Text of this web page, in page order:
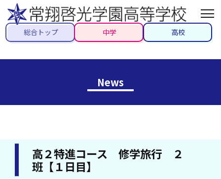
総合トップ 中学 高校
News
高２特進コース 修学旅行 ２
班【１日目】